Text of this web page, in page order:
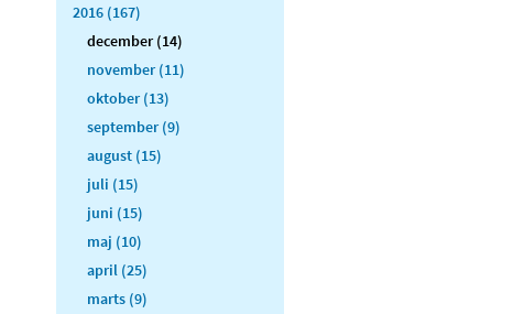
2016 (167)
december (14)
november (11)
oktober (13)
september (9)
august (15)
juli (15)
juni (15)
maj (10)
april (25)
marts (9)